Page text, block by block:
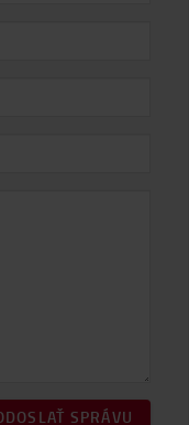
SPRÁVU